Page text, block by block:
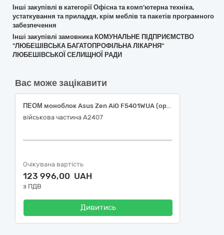
Інші закупівлі в категорії Офісна та комп’ютерна техніка,
устаткування та приладдя, крім меблів та пакетів програмного
забезпечення
Інші закупівлі замовника КОМУНАЛЬНЕ ПІДПРИЄМСТВО
"ЛЮБЕШІВСЬКА БАГАТОПРОФІЛЬНА ЛІКАРНЯ"
ЛЮБЕШІВСЬКОЇ СЕЛИЩНОЇ РАДИ
Вас може зацікавити
ПЕОМ моноблок Asus Zen AiO F5401WUA (оригінал або еквівалент)
військова частина А2407
Очікувана вартість
123 996,00 UAH
з ПДВ
Дивитись